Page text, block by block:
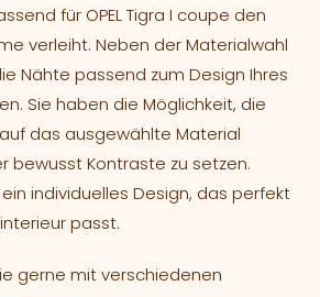
für OPEL Tigra I coupe den
verleiht. Neben der Materialwahl
Nähte passend zum Design Ihres
Sie haben die Möglichkeit, die
das ausgewählte Material
bewusst Kontraste zu setzen.
individuelles Design, das perfekt
passt.
gerne mit verschiedenen